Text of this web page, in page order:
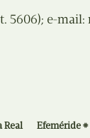
5606); e-
Real
Efeméride